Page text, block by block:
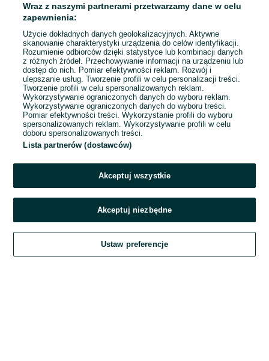
LUB
E-mail
Hasło
Zaloguj się
Kontynuując za pośrednictwem jednego z dostawców wskazanych powyżej,
OLX.pl w jego aktualnym brzmieniu.
Wraz z naszymi partnerami przetwarzamy dane w celu
zapewnienia:
Użycie dokładnych danych geolokalizacyjnych. Aktywne
skanowanie charakterystyki urządzenia do celów identyfikacji.
Rozumienie odbiorców dzięki statystyce lub kombinacji danych
z różnych źródeł. Przechowywanie informacji na urządzeniu lub
dostęp do nich. Pomiar efektywności reklam. Rozwój i
ulepszanie usług. Tworzenie profili w celu personalizacji treści.
Tworzenie profili w celu spersonalizowanych reklam.
Wykorzystywanie ograniczonych danych do wyboru reklam.
Wykorzystywanie ograniczonych danych do wyboru treści.
Pomiar efektywności treści. Wykorzystanie profili do wyboru
spersonalizowanych reklam. Wykorzystywanie profili w celu
doboru spersonalizowanych treści.
Lista partnerów (dostawców)
Akceptuj wszystkie
Akceptuj niezbędne
Ustaw preferencje